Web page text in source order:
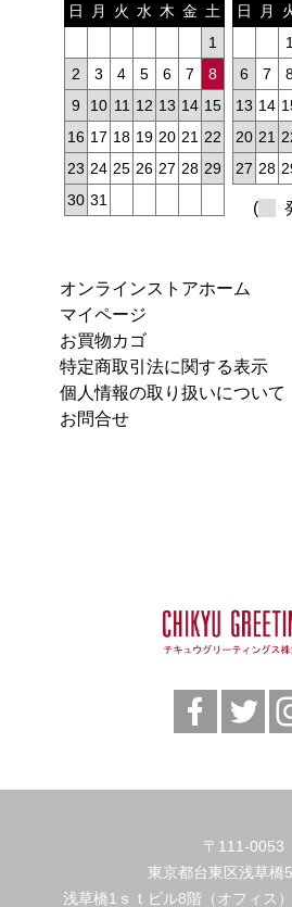
日
月 火 水 木 金 土
1
2
3 4 5 6 7
8
9
10 11 12 13 14 15
16 17 18 19 20 21 22
23 24 25 26 27 28 29
30 31
日
月
1
6
7
13 14
20 21
27 28
(
オンラインストアホーム
マイページ
お買物カゴ
特定商取引法に関する表示
個人情報の取り扱いについて
お問合せ
〒111-0053
東京都台東区浅草橋
浅草橋1ｓｔビル8階（オフィス